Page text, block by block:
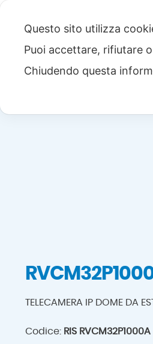
TELECAMERA IP DOME DA
Codice: RIS RVCM32P1000A
Questo sito utilizza
Puoi accettare, rifiutare
Chiudendo questa